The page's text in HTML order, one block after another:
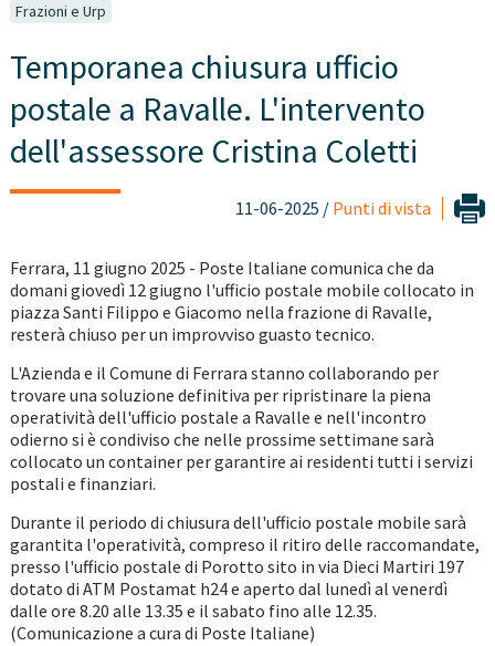
Frazioni e Urp
Temporanea chiusura ufficio
postale a Ravalle. L'intervento
dell'assessore Cristina Coletti
11-06-2025 / Punti di vista
Ferrara, 11 giugno 2025 - Poste Italiane comunica che da
domani giovedì 12 giugno l'ufficio postale mobile collocato in
piazza Santi Filippo e Giacomo nella frazione di Ravalle,
resterà chiuso per un improvviso guasto tecnico.
L'Azienda e il Comune di Ferrara stanno collaborando per
trovare una soluzione definitiva per ripristinare la piena
operatività dell'ufficio postale a Ravalle e nell'incontro
odierno si è condiviso che nelle prossime settimane sarà
collocato un container per garantire ai residenti tutti i servizi
postali e finanziari.
Durante il periodo di chiusura dell'ufficio postale mobile sarà
garantita l'operatività, compreso il ritiro delle raccomandate,
presso l'ufficio postale di Porotto sito in via Dieci Martiri 197
dotato di ATM Postamat h24 e aperto dal lunedì al venerdì
dalle ore 8.20 alle 13.35 e il sabato fino alle 12.35.
(Comunicazione a cura di Poste Italiane)